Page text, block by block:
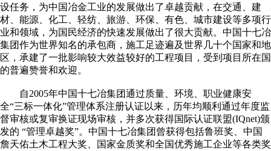
设任务，为中国冶金工业的发展做出了卓越贡献，在交通、建
材、能源、化工、轻纺、旅游、环保、有色、城市建设等多项行
业和领域，为国民经济的快速发展做出了很大贡献。中国十七冶
集团作为世界知名的承包商，施工足迹遍及世界几十个国家和地
区，承建了一批影响较大效益较好的工程项目，受到项目所在国
的普遍赞誉和欢迎。
自2005年中国十七冶集团通过质量、环境、职业健康安
全“三标一体化”管理体系注册认证以来，历年均顺利通过年度监
督审核或复审换证现场审核，并多次获得国际认证联盟(IQnet)颁
发的 “管理卓越奖”。中国十七冶集团曾获得包括鲁班奖、中国
詹天佑土木工程大奖、国家金质奖和全国优秀施工企业等各类奖